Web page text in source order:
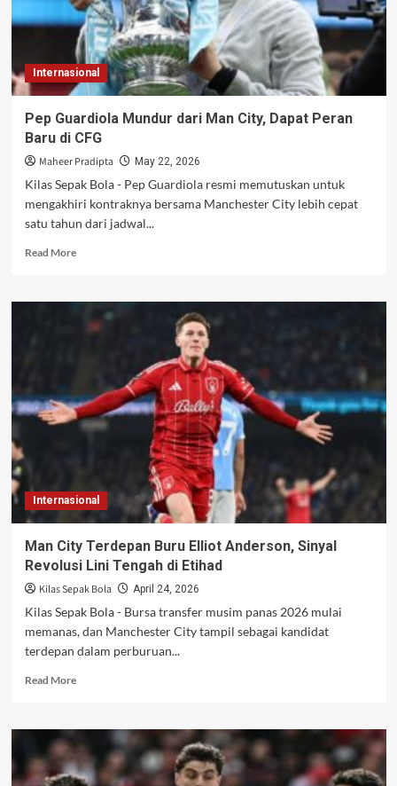
Internasional
Pep Guardiola Mundur dari Man City, Dapat Peran
Baru di CFG
Maheer Pradipta May 22, 2026
Kilas Sepak Bola - Pep Guardiola resmi memutuskan untuk
mengakhiri kontraknya bersama Manchester City lebih cepat
satu tahun dari jadwal...
Read MoreRead
Pep
Mundur
Dapat
Peran
Baru
Internasional
Man City Terdepan Buru Elliot Anderson, Sinyal
Revolusi Lini Tengah di Etihad
Kilas Sepak Bola April 24, 2026
Kilas Sepak Bola - Bursa transfer musim panas 2026 mulai
memanas, dan Manchester City tampil sebagai kandidat
terdepan dalam perburuan...
Read MoreRead
Man
City
Terdepan
Buru